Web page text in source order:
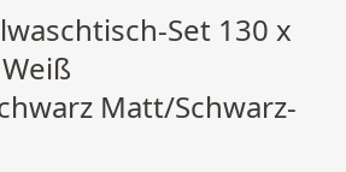
Set 130 x
Matt/Schwarz-